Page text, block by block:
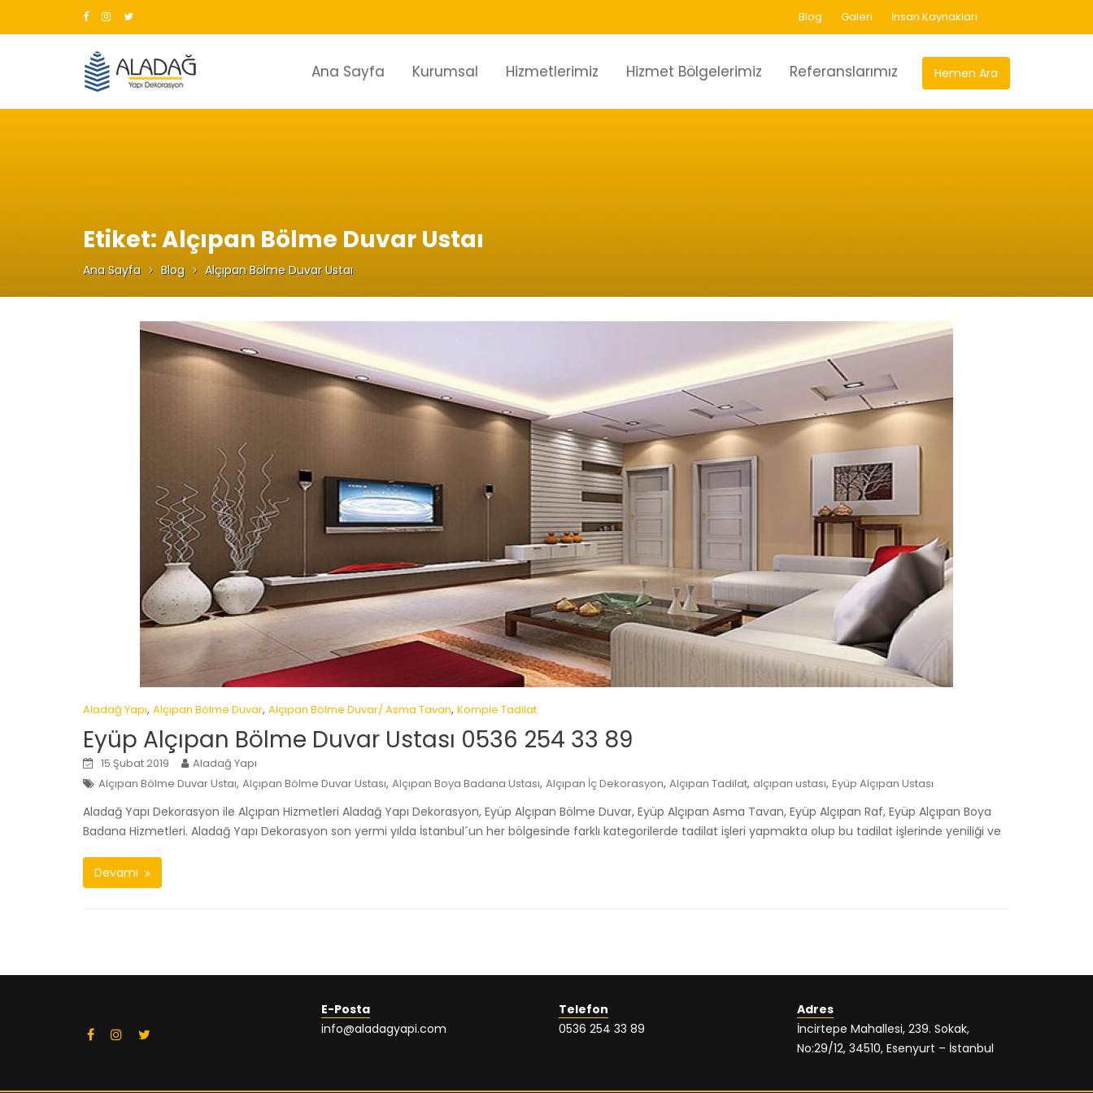
Blog Galeri İnsan Kaynakları
Hemen Ara
Ana Sayfa Kurumsal Hizmetlerimiz Hizmet Bölgelerimiz Referanslarımız
Etiket:Alçıpan Bölme Duvar Ustaı
Ana Sayfa Blog Alçıpan Bölme Duvar Ustaı
Aladağ Yapı, Alçıpan Bölme Duvar, Alçıpan Bölme Duvar/ Asma Tavan, Komple Tadilat
Eyüp Alçıpan Bölme Duvar Ustası 0536 254 33 89
15 Şubat 2019
Aladağ Yapı
Alçıpan Bölme Duvar Ustaı, Alçıpan Bölme Duvar Ustası, Alçıpan Boya Badana Ustası, Alçıpan İç Dekorasyon, Alçıpan Tadilat, alçıpan ustası, Eyüp Alçıpan Ustası
Aladağ Yapı Dekorasyon ile Alçıpan Hizmetleri Aladağ Yapı Dekorasyon, Eyüp Alçıpan Bölme Duvar, Eyüp Alçıpan Asma Tavan, Eyüp Alçıpan Raf, Eyüp Alçıpan Boya
Badana Hizmetleri. Aladağ Yapı Dekorasyon son yermi yılda İstanbul´un her bölgesinde farklı kategorilerde tadilat işleri yapmakta olup bu tadilat işlerinde yeniliği ve
Devamı
E-Posta
info@aladagyapi.com
Telefon
0536 254 33 89
Adres
İncirtepe Mahallesi, 239. Sokak,
No:29/12, 34510, Esenyurt – İstanbul